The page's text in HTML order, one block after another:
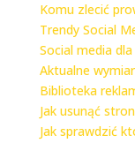
Komu zlecić
Trendy Social
Social media
Aktualne
Biblioteka
Jak usunąć
Jak sprawdzić